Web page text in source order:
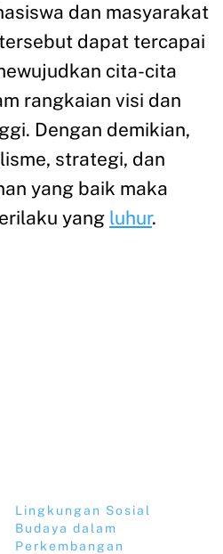
dan masyarakat
dapat tercapai
cita-cita
rangkaian visi dan
Dengan demikian,
strategi, dan
yang baik maka
yang luhur.
Lingkungan Sosial
Budaya dalam
Perkembangan